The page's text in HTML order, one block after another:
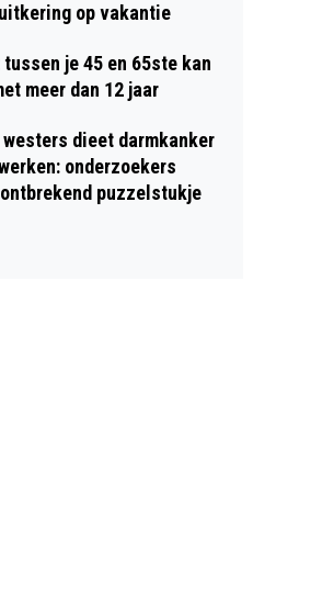
op vakantie
je 45 en 65ste kan
meer dan 12 jaar
westers dieet darmkanker
onderzoekers
puzzelstukje